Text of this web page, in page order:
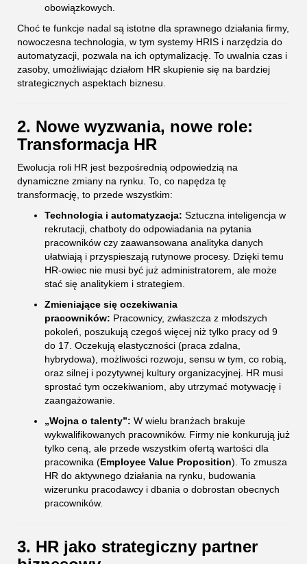
obowiązkowych.
Choć te funkcje nadal są istotne dla sprawnego działania firmy,
nowoczesna technologia, w tym systemy HRIS i narzędzia do
automatyzacji, pozwala na ich optymalizację. To uwalnia czas i
zasoby, umożliwiając działom HR skupienie się na bardziej
strategicznych aspektach biznesu.
2. Nowe wyzwania, nowe role:
Transformacja HR
Ewolucja roli HR jest bezpośrednią odpowiedzią na
dynamiczne zmiany na rynku. To, co napędza tę
transformację, to przede wszystkim:
Technologia i automatyzacja: Sztuczna inteligencja w
rekrutacji, chatboty do odpowiadania na pytania
pracowników czy zaawansowana analityka danych
ułatwiają i przyspieszają rutynowe procesy. Dzięki temu
HR-owiec nie musi być już administratorem, ale może
stać się analitykiem i strategiem.
Zmieniające się oczekiwania
pracowników: Pracownicy, zwłaszcza z młodszych
pokoleń, poszukują czegoś więcej niż tylko pracy od 9
do 17. Oczekują elastyczności (praca zdalna,
hybrydowa), możliwości rozwoju, sensu w tym, co robią,
oraz silnej i pozytywnej kultury organizacyjnej. HR musi
sprostać tym oczekiwaniom, aby utrzymać motywację i
zaangażowanie.
„Wojna o talenty”: W wielu branżach brakuje
wykwalifikowanych pracowników. Firmy nie konkurują już
tylko ceną, ale przede wszystkim ofertą wartości dla
pracownika (Employee Value Proposition). To zmusza
HR do aktywnego działania na rynku, budowania
wizerunku pracodawcy i dbania o dobrostan obecnych
pracowników.
3. HR jako strategiczny partner